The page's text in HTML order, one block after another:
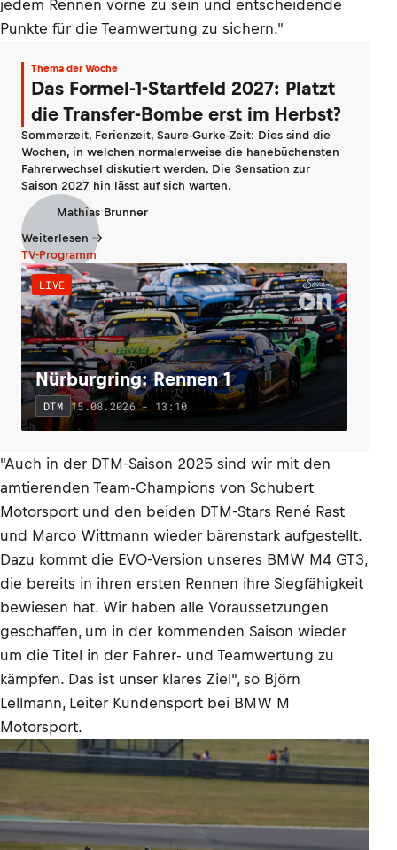
jedem Rennen vorne zu sein und entscheidende
Punkte für die Teamwertung zu sichern."
Thema der Woche
Das Formel-1-Startfeld 2027: Platzt
die Transfer-Bombe erst im Herbst?
Sommerzeit, Ferienzeit, Saure-Gurke-Zeit: Dies sind die
Wochen, in welchen normalerweise die hanebüchensten
Fahrerwechsel diskutiert werden. Die Sensation zur
Saison 2027 hin lässt auf sich warten.
Mathias Brunner
Weiterlesen
TV-Programm
LIVE
Nürburgring: Rennen 1
DTM 15.08.2026 - 13:10
"Auch in der DTM-Saison 2025 sind wir mit den
amtierenden Team-Champions von Schubert
Motorsport und den beiden DTM-Stars René Rast
und Marco Wittmann wieder bärenstark aufgestellt.
Dazu kommt die EVO-Version unseres BMW M4 GT3,
die bereits in ihren ersten Rennen ihre Siegfähigkeit
bewiesen hat. Wir haben alle Voraussetzungen
geschaffen, um in der kommenden Saison wieder
um die Titel in der Fahrer- und Teamwertung zu
kämpfen. Das ist unser klares Ziel", so Björn
Lellmann, Leiter Kundensport bei BMW M
Motorsport.